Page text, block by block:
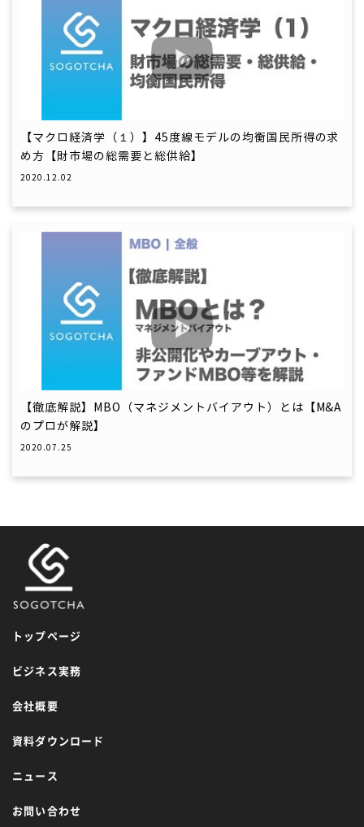
【マクロ経済学（１）】45度線モデルの均衡国民所得の求
め方【財市場の総需要と総供給】
2020.12.02
【徹底解説】MBO（マネジメントバイアウト）とは【M&A
のプロが解説】
2020.07.25
トップページ
ビジネス実務
会社概要
資料ダウンロード
ニュース
お問い合わせ